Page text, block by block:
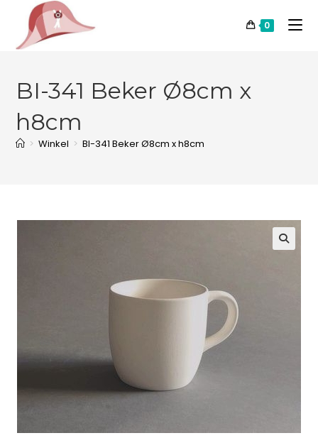
0
BI-341 Beker Ø8cm x
h8cm
> Winkel > BI-341 Beker Ø8cm x h8cm